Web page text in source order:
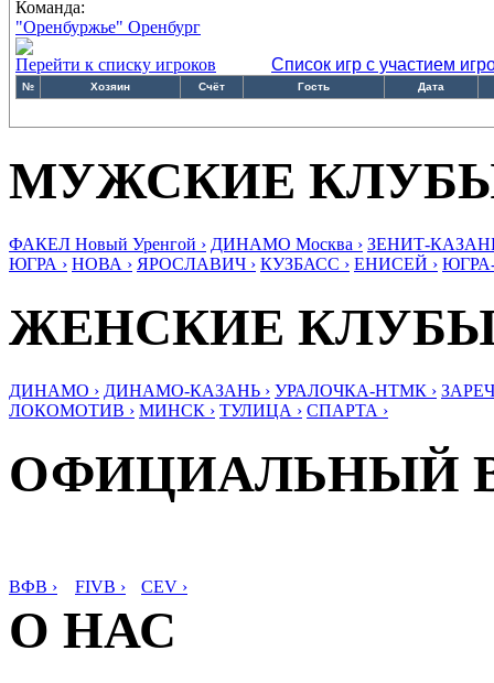
Команда:
"Оренбуржье" Оренбург
Перейти к списку игроков
Список игр с участием
№ Хозяин Счёт Гость Дата
МУЖСКИЕ
ФАКЕЛ Новый Уренгой › ДИНАМО Москва › ЗЕНИТ-
ЮГРА › НОВА › ЯРОСЛАВИЧ › КУЗБАСС › ЕНИСЕЙ ›
ЖЕНСКИЕ
ДИНАМО › ДИНАМО-КАЗАНЬ › УРАЛОЧКА-НТМК ›
ЛОКОМОТИВ › МИНСК › ТУЛИЦА › СПАРТА ›
ОФИЦИАЛЬНЫЙ
ВФВ › FIVB › CEV ›
О НАС